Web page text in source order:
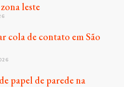
leste
cola de contato em São
papel de parede na